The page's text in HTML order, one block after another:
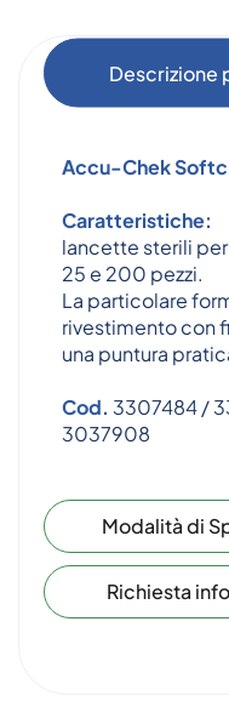
Descrizione
Accu-Chek
Caratteristiche:
lancette sterili
25 e 200 pezzi.
La particolare
rivestimento con
una puntura
Cod. 3307484 /
3037908
Modalità di
Richiesta